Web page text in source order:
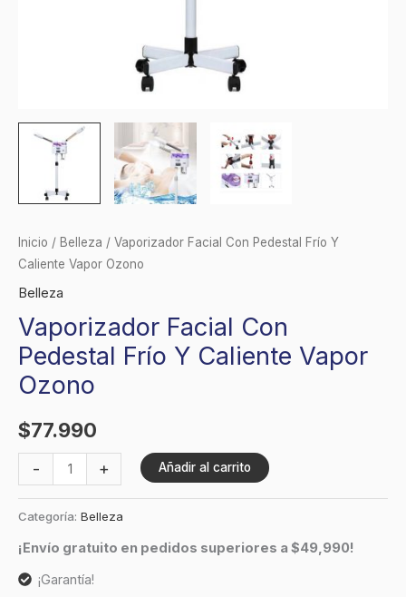
Inicio / Belleza / Vaporizador Facial Con Pedestal Frío Y
Caliente Vapor Ozono
Belleza
Vaporizador Facial Con
Pedestal Frío Y Caliente Vapor
Ozono
$77.990
- + Añadir al carrito
Categoría: Belleza
¡Envío gratuito en pedidos superiores a $49,990!
¡Garantía!